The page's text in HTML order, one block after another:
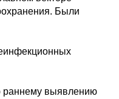
Были
раннему выявлению